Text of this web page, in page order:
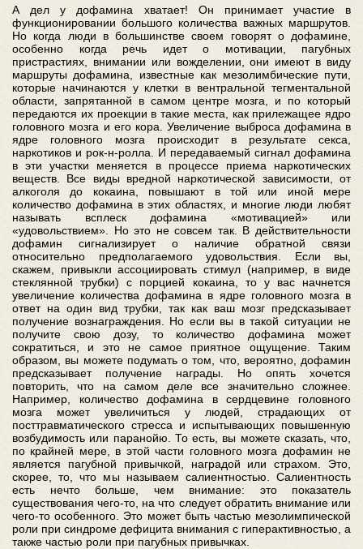
А дел у дофамина хватает! Он принимает участие в
функционировании большого количества важных маршрутов.
Но когда люди в большинстве своем говорят о дофамине,
особенно когда речь идет о мотивации, пагубных
пристрастиях, внимании или вожделении, они имеют в виду
маршруты дофамина, известные как мезолимбические пути,
которые начинаются у клетки в вентральной тегментальной
области, запрятанной в самом центре мозга, и по который
передаются их проекции в такие места, как прилежащее ядро
головного мозга и его кора. Увеличение выброса дофамина в
ядре головного мозга происходит в результате секса,
наркотиков и рок-н-ролла. И передаваемый сигнал дофамина
в эти участки меняется в процессе приема наркотических
веществ. Все виды вредной наркотической зависимости, от
алкоголя до кокаина, повышают в той или иной мере
количество дофамина в этих областях, и многие люди любят
называть всплеск дофамина «мотивацией» или
«удовольствием». Но это не совсем так. В действительности
дофамин сигнализирует о наличие обратной связи
относительно предполагаемого удовольствия. Если вы,
скажем, привыкли ассоциировать стимул (например, в виде
стеклянной трубки) с порцией кокаина, то у вас начнется
увеличение количества дофамина в ядре головного мозга в
ответ на один вид трубки, так как ваш мозг предсказывает
получение вознаграждения. Но если вы в такой ситуации не
получите свою дозу, то количество дофамина может
сократиться, и это не самое приятное ощущение. Таким
образом, вы можете подумать о том, что, вероятно, дофамин
предсказывает получение награды. Но опять хочется
повторить, что на самом деле все значительно сложнее.
Например, количество дофамина в сердцевине головного
мозга может увеличиться у людей, страдающих от
посттравматического стресса и испытывающих повышенную
возбудимость или паранойю. То есть, вы можете сказать, что,
по крайней мере, в этой части головного мозга дофамин не
является пагубной привычкой, наградой или страхом. Это,
скорее, то, что мы называем салиентностью. Салиентность
есть нечто больше, чем внимание: это показатель
существования чего-то, на что следует обратить внимание или
чего-то особенного. Это может быть частью мезолимпической
роли при синдроме дефицита внимания с гиперактивностью, а
также частью роли при пагубных привычках.